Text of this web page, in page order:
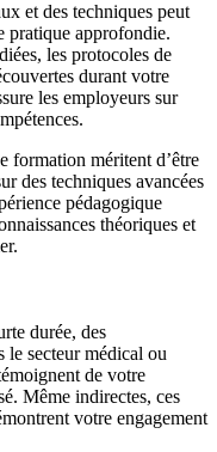
et des techniques peut
pratique approfondie.
les protocoles de
durant votre
les employeurs sur
formation méritent d’être
des techniques avancées
pédagogique
théoriques et
durée, des
le secteur médical ou
de votre
Même indirectes, ces
votre engagement